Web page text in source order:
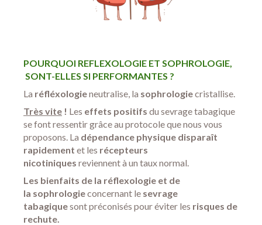
POURQUOI REFLEXOLOGIE ET SOPHROLOGIE,
SONT-ELLES SI PERFORMANTES ?
La réfléxologieneutralise, la sophrologiecristallise.
Très vite ! Les effets positifs du sevrage tabagique
se font ressentir grâce au protocole que nous vous
proposons. La dépendance physique disparaît
rapidement et les récepteurs
nicotiniques reviennent à un taux normal.
Les bienfaits de la réflexologie et de
la sophrologieconcernant le sevrage
tabagiquesont préconisés pour éviter les risques de
rechute.